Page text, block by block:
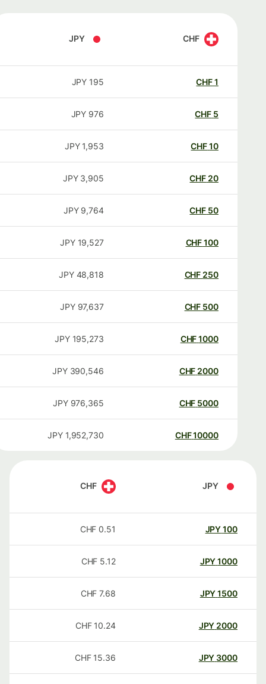
CHF
JPY
CHF
195
JPY
CHF
976
JPY
CHF
1,953
JPY
20
CHF
3,905
JPY
50
CHF
9,764
JPY
100
CHF
19,527
JPY
250
CHF
48,818
JPY
500
CHF
97,637
JPY
1000
CHF
195,273
JPY
2000
CHF
390,546
JPY
5000
CHF
976,365
JPY
10000
CHF
1,952,730
JPY
JPY
CHF
100
JPY
0.51
CHF
1000
JPY
5.12
CHF
1500
JPY
7.68
CHF
2000
JPY
10.24
CHF
3000
JPY
15.36
CHF